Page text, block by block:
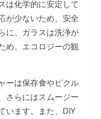
は化学的に安定して
が少ないため、安全
に、ガラスは洗浄が
め、エコロジーの観
ーは保存食やピクル
さらにはスムージー
います。また、DIY